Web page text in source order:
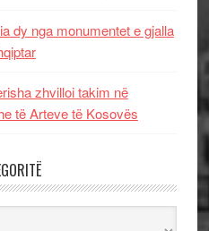
dy nga monumentet e gjalla
zhvilloi takim në
të Arteve të Kosovës